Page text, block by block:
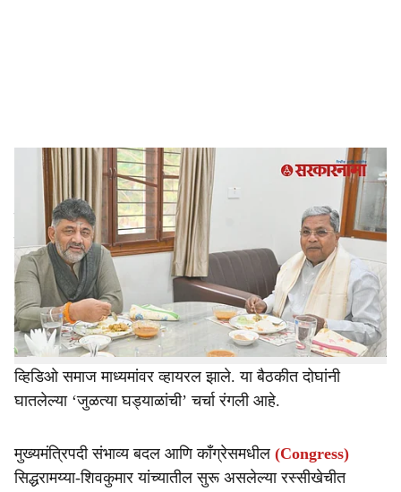
r
e
Siddaramaiah And DK Shivakumar watch controversy
Karnataka politics controversy :कर्नाटकमधील काँग्रेस
मुख्यमंत्री सिद्धरामय्या अन् उपमुख्यमंत्री डीके शिवकुमार हे पुन्हा
लक्झरी घड्याळाच्या वादात सापडले आहेत. हुबलॉट घड्याळामुळे
2016 मध्ये त्यांच्याभोवती मोठा वाद निर्माण झाला होता.
आता कार्टियर ब्रँडच्या घड्याळाने पुन्हा दोघं वादात सापडली आहे.
कर्नाटकमधील मुख्यमंत्री पदावरून दोघांमध्ये रस्सीखेच आहे. यातच
दोघांनी ‘नाश्ता डिप्लोमसी’ बैठक घेतली. या बैठकीचे फोटो अन्
व्हिडिओ समाज माध्यमांवर व्हायरल झाले. या बैठकीत दोघांनी
घातलेल्या ‘जुळत्या घड्याळांची’ चर्चा रंगली आहे.
मुख्यमंत्रिपदी संभाव्य बदल आणि काँग्रेसमधील (Congress)
सिद्धरामय्या-शिवकुमार यांच्यातील सुरू असलेल्या रस्सीखेचीत